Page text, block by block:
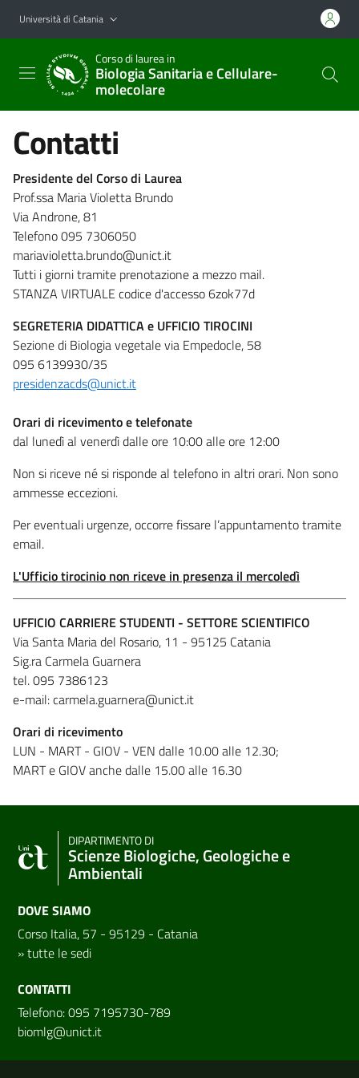
Vai al contenuto principale
Vai al menu di navigazione
Università di Catania
Corso di laurea in
Biologia Sanitaria e Cellulare-
molecolare
Contatti
Presidente del Corso di Laurea
Prof.ssa Maria Violetta Brundo
Via Androne, 81
Telefono 095 7306050
mariavioletta.brundo@unict.it
Tutti i giorni tramite prenotazione a mezzo mail.
STANZA VIRTUALE codice d'accesso 6zok77d
SEGRETERIA DIDATTICA e UFFICIO TIROCINI
Sezione di Biologia vegetale via Empedocle, 58
095 6139930/35
presidenzacds@unict.it
Orari di ricevimento e telefonate
dal lunedì al venerdì dalle ore 10:00 alle ore 12:00
Non si riceve né si risponde al telefono in altri orari. Non sono
ammesse eccezioni.
Per eventuali urgenze, occorre fissare l’appuntamento tramite
email.
L'Ufficio tirocinio non riceve in presenza il mercoledì
UFFICIO CARRIERE STUDENTI - SETTORE SCIENTIFICO
Via Santa Maria del Rosario, 11 - 95125 Catania
Sig.ra Carmela Guarnera
tel. 095 7386123
e-mail: carmela.guarnera@unict.it
Orari di ricevimento
LUN - MART - GIOV - VEN dalle 10.00 alle 12.30;
MART e GIOV anche dalle 15.00 alle 16.30
DIPARTIMENTO DI
Scienze Biologiche, Geologiche e
Ambientali
DOVE SIAMO
Corso Italia, 57 - 95129 - Catania
»tutte le sedi
CONTATTI
Telefono: 095 7195730-789
biomlg@unict.it